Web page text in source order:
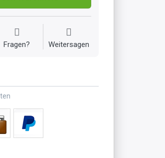
Fragen? Weitersagen